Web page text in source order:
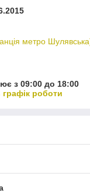
метро
з 09:00 до 18:00
роботи